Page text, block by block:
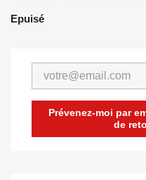
Epuisé
Prévenez-moi par
de